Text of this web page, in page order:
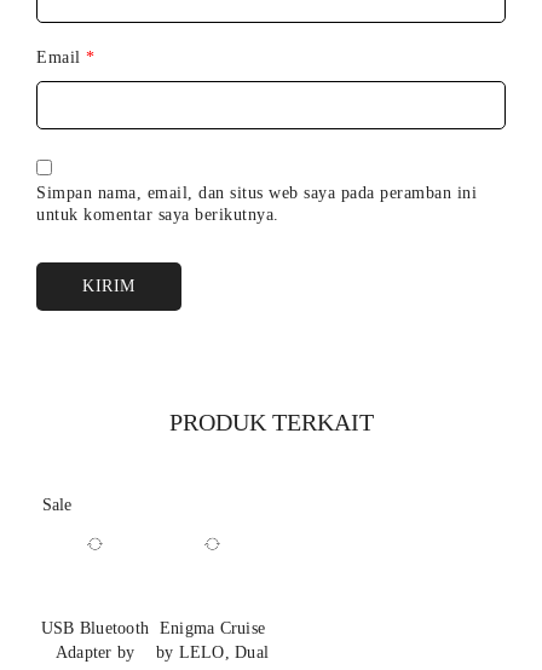
Daya Tahan Baterai:
Aplikasi:10 mode (Gerakan Menjilat); 3 mode (Hisapan);
Berat:280 g
Email *
Simpan nama, email, dan situs web saya pada peramban ini
untuk komentar saya berikutnya.
PRODUK TERKAIT
Sale
USB Bluetooth
Adapter by
Enigma Cruise
by LELO, Dual